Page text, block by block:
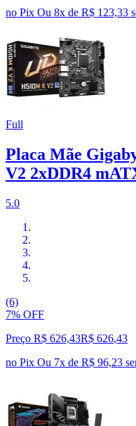
no Pix Ou 8x de R$ 123,33
Full
Placa Mãe
V2 2xDDR4
5.0
(6)
7% OFF
Preço R$ 626,43R$ 626,43
no Pix Ou 7x de R$ 96,23